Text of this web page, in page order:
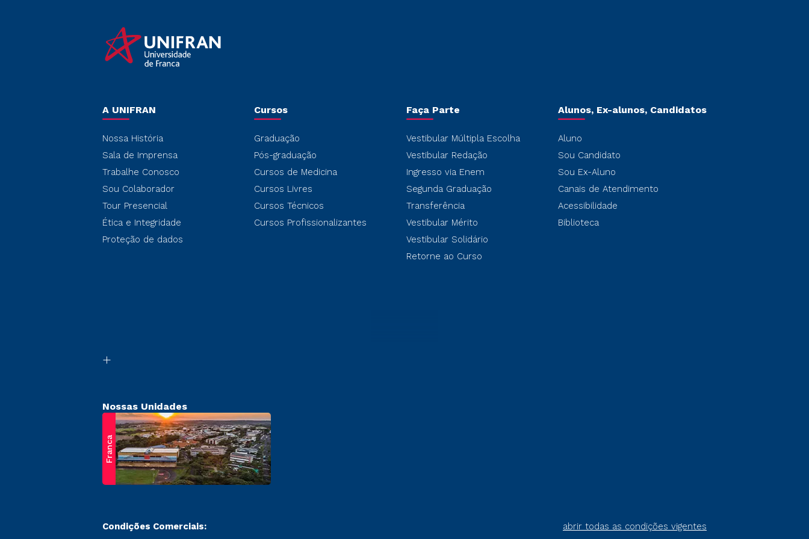
A UNIFRAN
Nossa História
Sala de Imprensa
Trabalhe Conosco
Sou Colaborador
Tour Presencial
Ética e Integridade
Proteção de dados
Cursos
Graduação
Pós-graduação
Cursos de Medicina
Cursos Livres
Cursos Técnicos
Cursos Profissionalizantes
Faça Parte
Vestibular Múltipla Escolha
Vestibular Redação
Ingresso via Enem
Segunda Graduação
Transferência
Vestibular Mérito
Vestibular Solidário
Retorne ao Curso
Alunos, Ex-alunos, Candidatos
Aluno
Sou Candidato
Sou Ex-Aluno
Canais de Atendimento
Acessibilidade
Biblioteca
Nossas Unidades
Franca
Condições Comerciais: abrir todas as condições vigentes